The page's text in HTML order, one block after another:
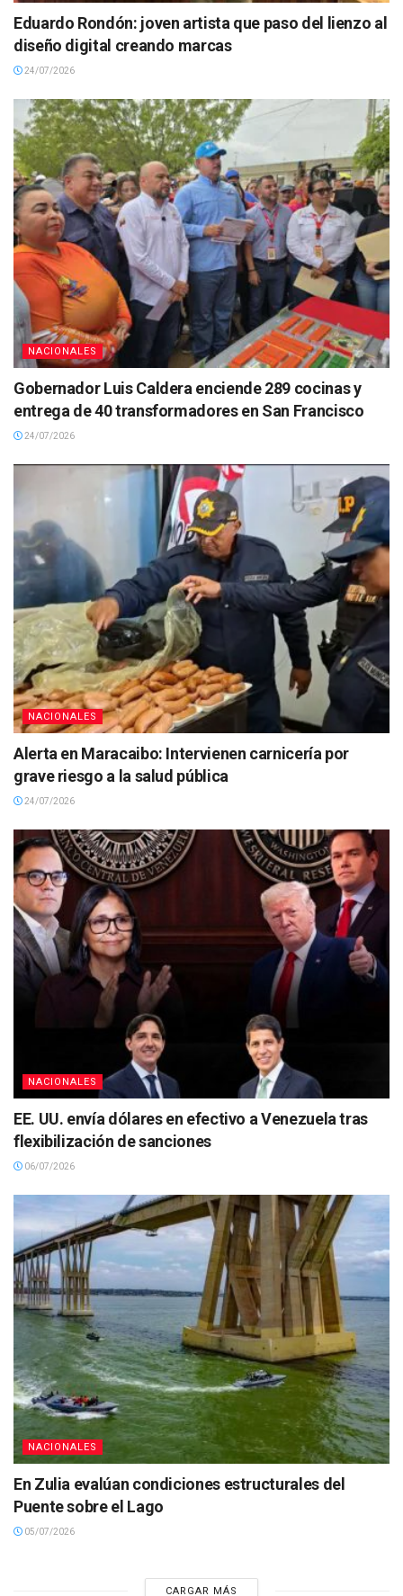
Eduardo Rondón: joven artista que paso del lienzo al
diseño digital creando marcas
24/07/2026
NACIONALES
Gobernador Luis Caldera enciende 289 cocinas y
entrega de 40 transformadores en San Francisco
24/07/2026
NACIONALES
Alerta en Maracaibo: Intervienen carnicería por
grave riesgo a la salud pública
24/07/2026
NACIONALES
EE. UU. envía dólares en efectivo a Venezuela tras
flexibilización de sanciones
06/07/2026
NACIONALES
En Zulia evalúan condiciones estructurales del
Puente sobre el Lago
05/07/2026
CARGAR MÁS